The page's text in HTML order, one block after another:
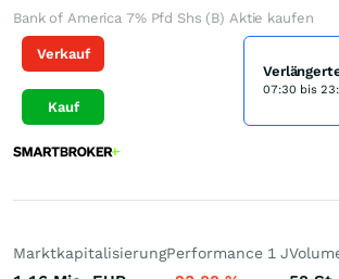
Bank of America 7% Pfd Shs (B) Aktie kaufen
Verkauf
Kauf
07:30 bis
MarktkapitalisierungPerformance 1 J